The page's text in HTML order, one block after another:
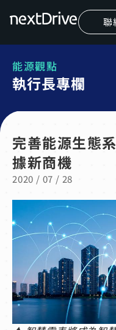
聯
能源觀點
執行長專欄
完善能源生態
據新商機
2020 / 07 / 28